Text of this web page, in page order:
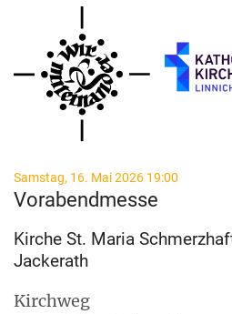
Zum Inhalt springen
Samstag, 16. Mai 2026 19:00
Vorabendmesse
Kirche St. Maria
Jackerath
Kirchweg